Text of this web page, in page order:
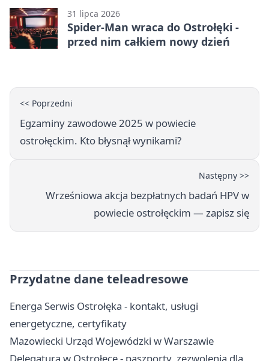
31 lipca 2026
Spider-Man wraca do Ostrołęki -
przed nim całkiem nowy dzień
<< Poprzedni
Egzaminy zawodowe 2025 w powiecie
ostrołęckim. Kto błysnął wynikami?
Następny >>
Wrześniowa akcja bezpłatnych badań HPV w
powiecie ostrołęckim — zapisz się
Przydatne dane teleadresowe
Energa Serwis Ostrołęka - kontakt, usługi
energetyczne, certyfikaty
Mazowiecki Urząd Wojewódzki w Warszawie